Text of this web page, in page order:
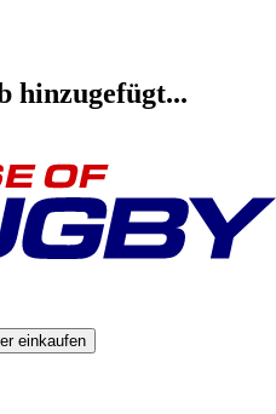
hinzugefügt...
einkaufen